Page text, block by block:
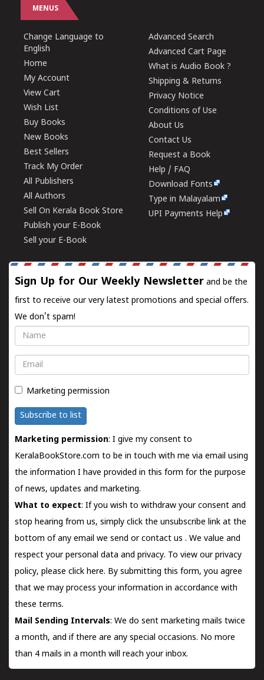
MENUS
Change Language to
English
Home
My Account
View Cart
Wish List
Buy Books
New Books
Best Sellers
Track My Order
All Publishers
All Authors
Sell On Kerala Book Store
Publish your E-Book
Sell your E-Book
Advanced Search
Advanced Cart Page
What is Audio Book ?
Shipping & Returns
Privacy Notice
Conditions of Use
About Us
Contact Us
Request a Book
Help / FAQ
Download Fonts
Type in Malayalam
UPI Payments Help
Sign Up for Our Weekly Newsletter and be the
first to receive our very latest promotions and special offers.
We don't spam!
Name
Email
Marketing permission
Subscribe to list
Marketing permission: I give my consent to
KeralaBookStore.com to be in touch with me via email using
the information I have provided in this form for the purpose
of news, updates and marketing.
What to expect: If you wish to withdraw your consent and
stop hearing from us, simply click the unsubscribe link at the
bottom of any email we send orcontact us . We value and
respect your personal data and privacy. To view our privacy
policy, please click here. By submitting this form, you agree
that we may process your information in accordance with
these terms.
Mail Sending Intervals: We do sent marketing mails twice
a month, and if there are any special occasions. No more
than 4 mails in a month will reach your inbox.